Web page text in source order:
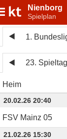
Nienborg
Spielplan
1.
23. Spieltag
Heim
20.02.26 20:40
FSV Mainz 05
21.02.26 15:30